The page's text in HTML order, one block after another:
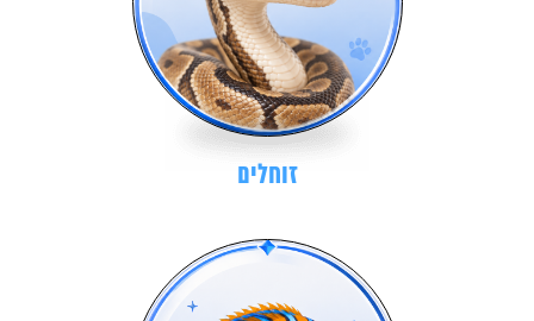
זוחלים